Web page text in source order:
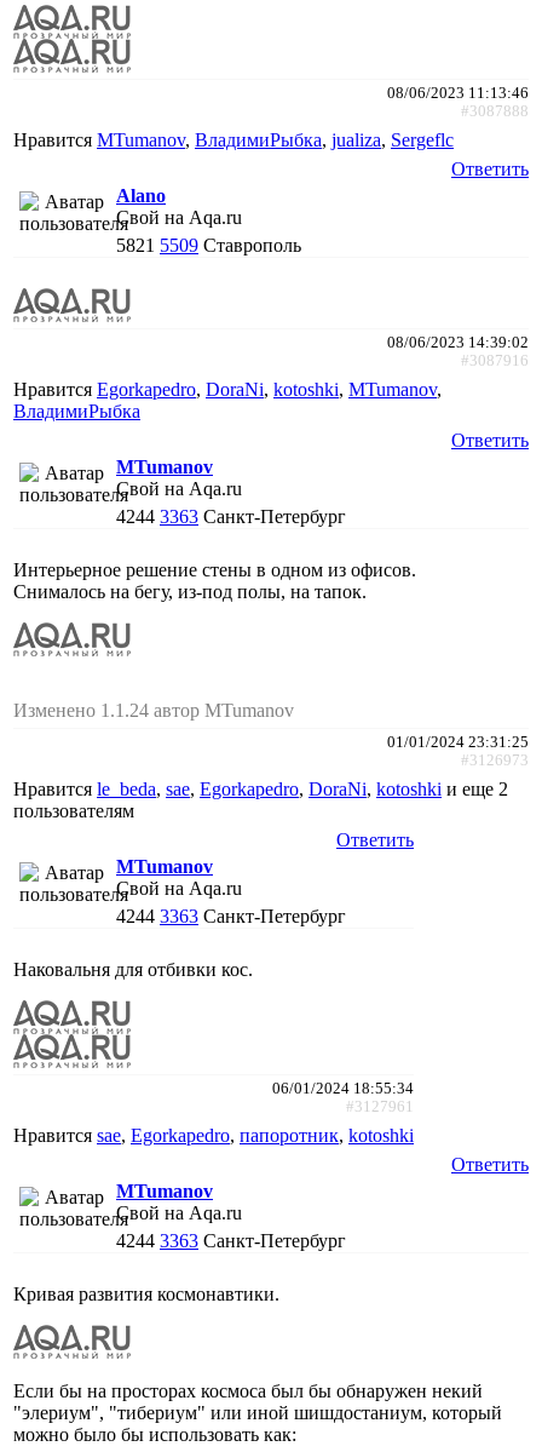
08/06/2023 11:13:46
#3087888
Нравится MTumanov, ВладимиРыбка, jualiza, Sergeflc
Ответить
Alano
Свой на Aqa.ru
5821 5509 Ставрополь
08/06/2023 14:39:02
#3087916
Нравится Egorkapedro, DoraNi, kotoshki, MTumanov,
ВладимиРыбка
Ответить
MTumanov
Свой на Aqa.ru
4244 3363 Санкт-Петербург
Интерьерное решение стены в одном из офисов.
Снималось на бегу, из-под полы, на тапок.
Изменено 1.1.24 автор MTumanov
01/01/2024 23:31:25
#3126973
Нравится le_beda, sae, Egorkapedro, DoraNi, kotoshki и еще 2
пользователям
Ответить
MTumanov
Свой на Aqa.ru
4244 3363 Санкт-Петербург
Наковальня для отбивки кос.
06/01/2024 18:55:34
#3127961
Нравится sae, Egorkapedro, папоротник, kotoshki
Ответить
MTumanov
Свой на Aqa.ru
4244 3363 Санкт-Петербург
Кривая развития космонавтики.
Если бы на просторах космоса был бы обнаружен некий
"элериум", "тибериум" или иной шишдостаниум, который
можно было бы использовать как: